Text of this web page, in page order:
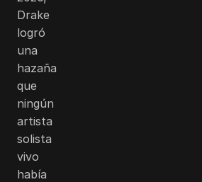
Drake
logró
una
hazaña
que
ningún
artista
solista
vivo
había